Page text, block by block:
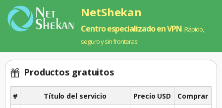
NetShekan
Centro especializado en VPN¡Rápido,
seguro y sin fronteras!
Productos gratuitos
# Título del servicio Precio USD Comprar